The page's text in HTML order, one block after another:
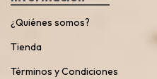
¿Quiénes somos?
Tienda
Términos y Condiciones